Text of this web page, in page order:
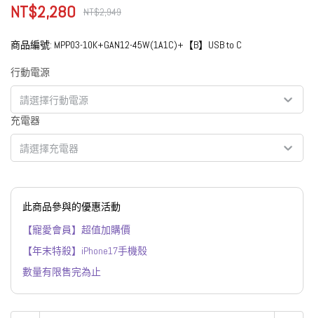
NT$2,280 NT$2,949
商品編號: MPP03-10K+GAN12-45W(1A1C)+【B】USB to C
行動電源
請選擇行動電源
充電器
請選擇充電器
此商品參與的優惠活動
【寵愛會員】超值加購價
【年末特殺】iPhone17手機殼
數量有限售完為止